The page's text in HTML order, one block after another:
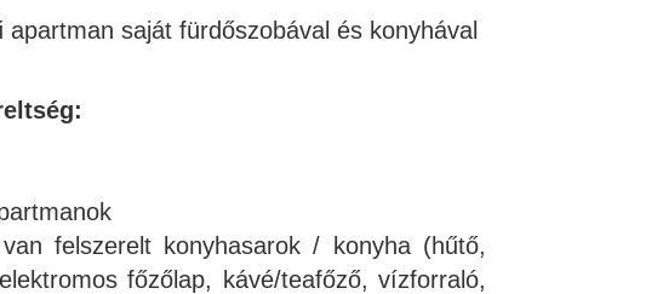
saját fürdőszobával és konyhával
felszerelt konyhasarok / konyha (hűtő,
főzőlap, kávé/teafőző, vízforraló,